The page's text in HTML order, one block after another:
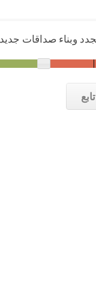
وبناء صداقات
تابع